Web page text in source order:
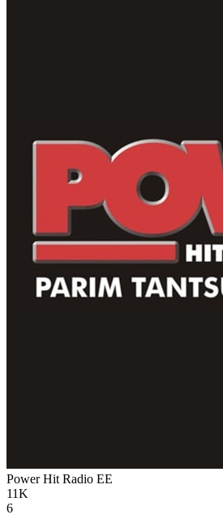
Power Hit Radio EE
11K
6